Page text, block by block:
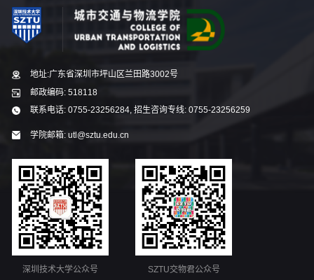
地址:广东省深圳市坪山区兰田路3002号
邮政编码: 518118
联系电话: 0755-23256284, 招生咨询专线: 0755-23256259
学院邮箱: utl@sztu.edu.cn
深圳技术大学公众号 SZTU交物君公众号